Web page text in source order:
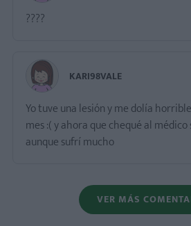
????
KARI98VALE
Yo tuve una lesión y me dolía
mes :( y ahora que chequé al
aunque sufrí mucho
VER MÁS